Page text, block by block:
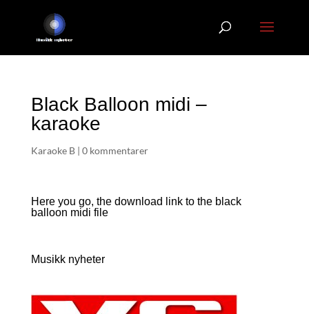
Black Balloon midi –
karaoke
Karaoke B| 0 kommentarer
Here you go, the download link to the black
balloon midi file
Musikk nyheter